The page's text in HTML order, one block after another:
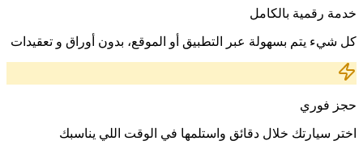
خدمة رقمية بالكامل
كل شيء يتم بسهولة عبر التطبيق أو الموقع، بدون أوراق و تعقيدات
حجز فوري
اختر سيارتك خلال دقائق واستلمها في الوقت اللي يناسبك